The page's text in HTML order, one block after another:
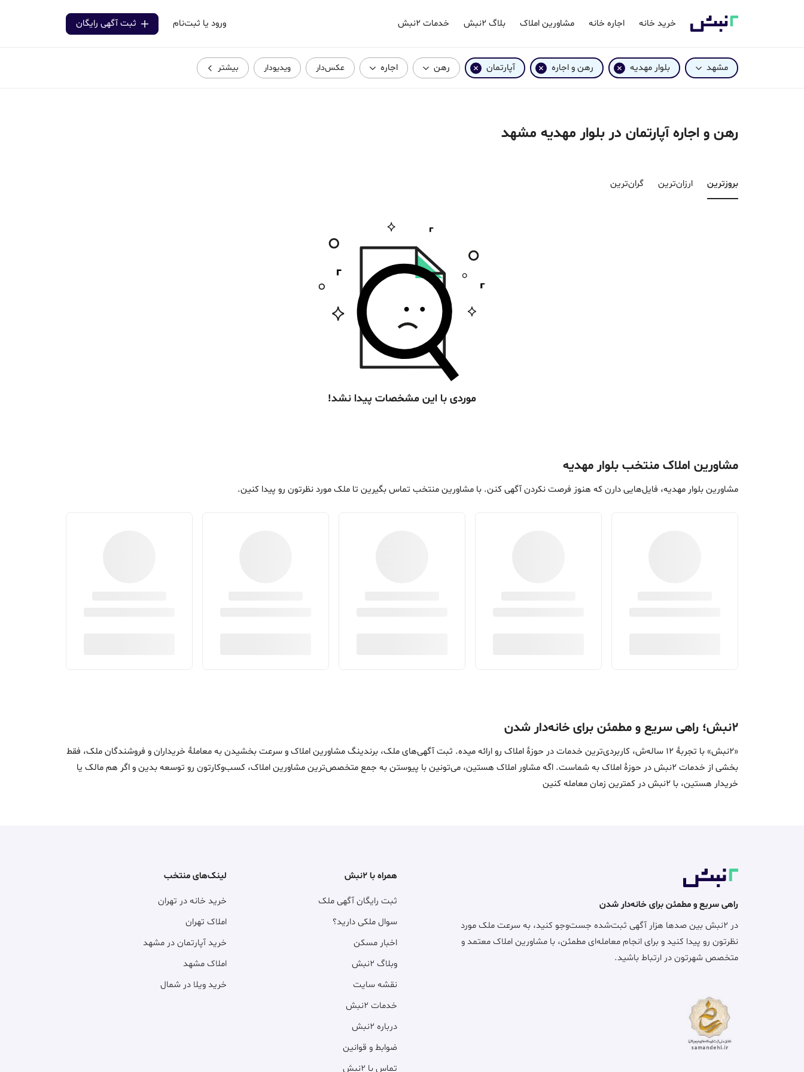
خرید خانه اجاره خانه مشاورین املاک بلاگ ۲نبش خدمات ۲نبش ورود یا ثبت‌نام ثبت آگهی رایگان
مشهد بلوار مهدیه رهن و اجاره آپارتمان رهن اجاره عکس‌دار ویدیودار بیشتر
رهن و اجاره آپارتمان در بلوار مهدیه مشهد
بروزترین‌ ارزان‌ترین گران‌ترین
موردی با این مشخصات پیدا نشد!
مشاورین املاک منتخب بلوار مهدیه
مشاورین بلوار مهدیه، فایل‌هایی دارن که هنوز فرصت نکردن آگهی کنن. با مشاورین منتخب تماس بگیرین تا ملک مورد نظرتون رو پیدا کنین.
۲نبش؛ راهی سریع و مطمئن برای خانه‌دار شدن
«2نبش» با تجربۀ 12 ساله‌ش، کاربردی‌ترین خدمات در حوزۀ املاک رو ارائه میده. ثبت آگهی‌های ملک، برندینگ مشاورین املاک و سرعت بخشیدن به معاملۀ خریداران و فروشندگان ملک، فقط
بخشی از خدمات 2نبش در حوزۀ املاک به شماست. اگه مشاور املاک هستین، می‌تونین با پیوستن به جمع متخصص‌ترین مشاورین املاک، کسب‌وکارتون رو توسعه بدین و اگر هم مالک یا
خریدار هستین، با 2نبش در کمترین زمان معامله‌ کنین
راهی سریع و مطمئن برای خانه‌دار شدن
در ۲نبش بین صدها هزار آگهی ثبت‌شده جست‌وجو کنید، به سرعت ملک مورد
نظرتون رو پیدا کنید و برای انجام معامله‌ای مطمئن، با مشاورین املاک معتمد و
متخصص شهرتون در ارتباط باشید.
همراه با ۲نبش
ثبت رایگان آگهی ملک
سوال ملکی دارید؟
اخبار مسکن
وبلاگ ۲نبش
نقشه سایت
خدمات ۲نبش
درباره ۲نبش
ضوابط و قوانین
تماس با ۲نبش
لینک‌های منتخب
خرید خانه در تهران
املاک تهران
خرید آپارتمان در مشهد
املاک مشهد
خرید ویلا در شمال